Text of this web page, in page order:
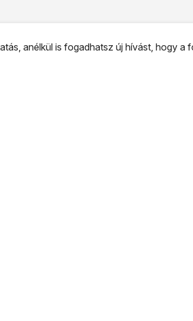
anélkül is fogadhatsz új hívást, hogy a